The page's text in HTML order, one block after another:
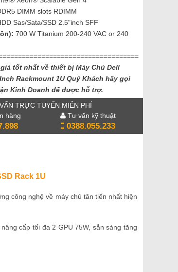
DIMM slots RDIMM
Sas/Sata/SSD 2.5"inch SFF
700 W Titanium 200-240 VAC or 240
tốt nhất về thiết bị Máy Chủ Dell
Rackmount 1UQuý Khách hãy gọi
Kinh Doanh để được hỗ trợ.
TRỰC TUYẾN MIỄN PHÍ
hàng
Tư vấn kỹ thuật
0388.055.233
Rack 1U
công nghệ về máy chủ tân tiến nhất hiện
cấp tối đa 2 GPU 75W, sẵn sàng tăng